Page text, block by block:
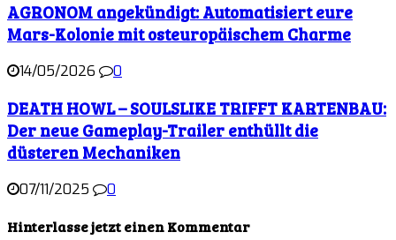
AGRONOM angekündigt: Automatisiert eure
Mars-Kolonie mit osteuropäischem Charme
14/05/2026 0
DEATH HOWL – SOULSLIKE TRIFFT KARTENBAU:
Der neue Gameplay-Trailer enthüllt die
düsteren Mechaniken
07/11/2025 0
Hinterlasse jetzt einen Kommentar